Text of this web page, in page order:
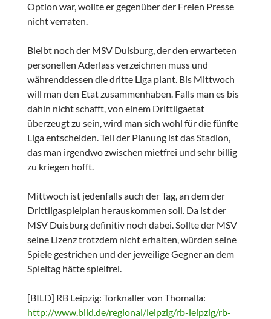
Option war, wollte er gegenüber der Freien Presse
nicht verraten.
Bleibt noch der MSV Duisburg, der den erwarteten
personellen Aderlass verzeichnen muss und
währenddessen die dritte Liga plant. Bis Mittwoch
will man den Etat zusammenhaben. Falls man es bis
dahin nicht schafft, von einem Drittligaetat
überzeugt zu sein, wird man sich wohl für die fünfte
Liga entscheiden. Teil der Planung ist das Stadion,
das man irgendwo zwischen mietfrei und sehr billig
zu kriegen hofft.
Mittwoch ist jedenfalls auch der Tag, an dem der
Drittligaspielplan herauskommen soll. Da ist der
MSV Duisburg definitiv noch dabei. Sollte der MSV
seine Lizenz trotzdem nicht erhalten, würden seine
Spiele gestrichen und der jeweilige Gegner an dem
Spieltag hätte spielfrei.
[BILD] RB Leipzig: Torknaller von Thomalla:
http://www.bild.de/regional/leipzig/rb-leipzig/rb-